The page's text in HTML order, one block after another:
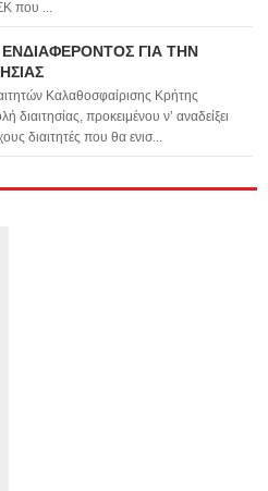
που ...
ΓΙΑ ΤΗΝ
Καλαθοσφαίρισης Κρήτης
διαιτησίας, προκειμένου ν’ αναδείξει
διαιτητές που θα ενισ...